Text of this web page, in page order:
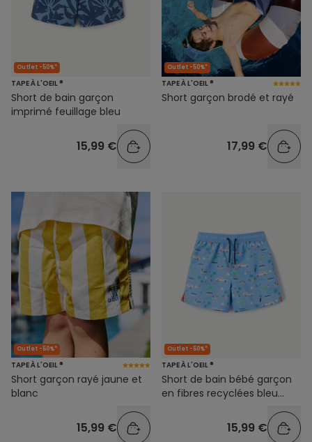
Outlet -50%*
TAPE À L'OEIL ®
Short de bain garçon
imprimé feuillage bleu
15,99 €
Outlet -50%*
TAPE À L'OEIL ®
Short garçon brodé et rayé
17,99 €
Outlet -50%*
TAPE À L'OEIL ®
Short garçon rayé jaune et
blanc
15,99 €
Outlet -50%*
TAPE À L'OEIL ®
Short de bain bébé garçon
en fibres recyclées bleu
15,99 €